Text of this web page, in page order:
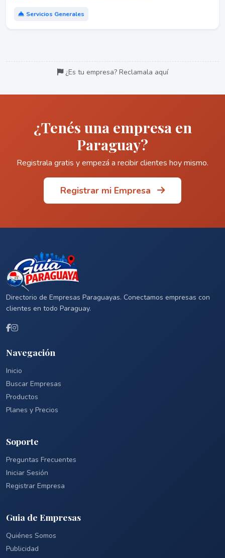
Servicios Generales
¿Es tu empresa? Reclamala aquí
¿Tenés una empresa en
Paraguay?
Registrala gratis y empezá a recibir clientes hoy mismo.
Registrar mi Empresa
Directorio de Empresas Paraguayas. Conectamos empresas con
clientes en todo Paraguay.
Navegación
Inicio
Buscar Empresas
Productos
Planes y Precios
Soporte
Preguntas Frecuentes
Iniciar Sesión
Registrar Empresa
Guia de Empresas
Quiénes Somos
Publicidad